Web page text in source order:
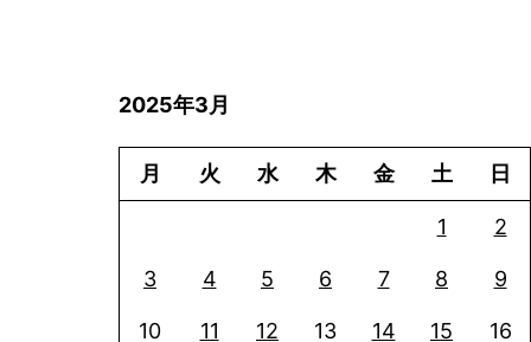
2025年3月
月 火 水 木 金 土 日
1 2
3 4 5 6 7 8 9
10 11 12 13 14 15 16